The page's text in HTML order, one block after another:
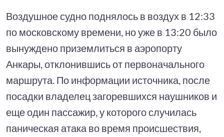
Воздушное судно поднялось в воздух в 12:33
по московскому времени, но уже в 13:20 было
вынуждено приземлиться в аэропорту
Анкары, отклонившись от первоначального
маршрута. По информации источника, после
посадки владелец загоревшихся наушников и
еще один пассажир, у которого случилась
паническая атака во время происшествия,